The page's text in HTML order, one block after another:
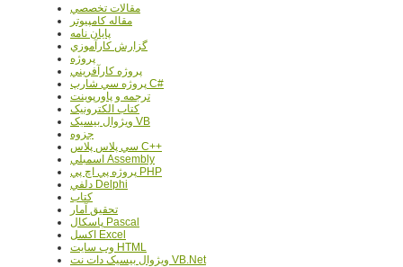
مقالات تخصصي
مقاله کامپیوتر
پایان نامه
گزارش کارآموزي
پروژه
پروژه کارآفريني
پروژه سي شارپ C#
ترجمه و پاورپوينت
کتاب الکترونيک
ويژوال بيسيک VB
جزوه
سي پلاس پلاس C++
اسمبلي Assembly
پروژه پي اچ پي PHP
دلفي Delphi
کتاب
تحقيق آمار
پاسکال Pascal
اکسل Excel
وب سايت HTML
ويژوال بيسيک دات نت VB.Net